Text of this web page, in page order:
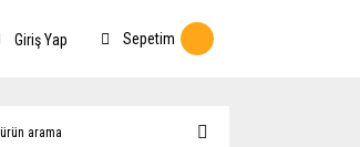
Giriş Yap Sepetim